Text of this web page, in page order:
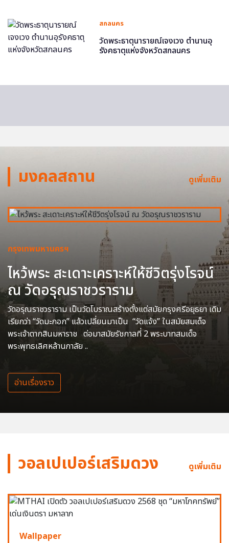
สกลนคร
วัดพระธาตุนารายณ์เจงเวง ตำนานอุ
รังคธาตุแห่งจังหวัดสกลนคร
มงคลสถาน ดูเพิ่มเติม
กรุงเทพมหานครฯ
ไหว้พระ สะเดาะเคราะห์ให้ชีวิตรุ่งโรจน์
ณ วัดอรุณราชวราราม
วัดอรุณราชวราราม เป็นวัดโบราณสร้างตั้งแต่สมัยกรุงศรีอยุธยา เดิม
เรียกว่า “วัดมะกอก” แล้วเปลี่ยนมาเป็น “วัดแจ้ง” ในสมัยสมเด็จ
พระเจ้าตากสินมหาราช ต่อมาสมัยรัชกาลที่ 2 พระบาทสมเด็จ
พระพุทธเลิศหล้านภาลัย ..
อ่านเรื่องราว
วอลเปเปอร์เสริมดวง ดูเพิ่มเติม
Wallpaper